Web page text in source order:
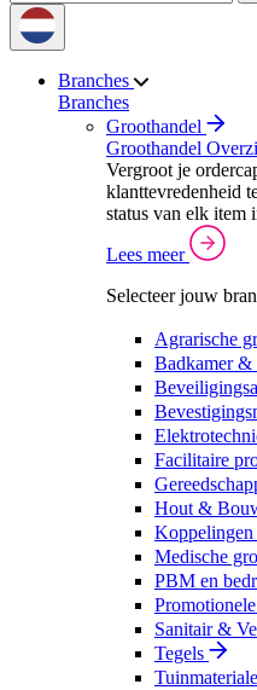
Branches
Branches
Groothandel
Groothandel
Vergroot je
klanttevredenheid
status van elk item
Lees meer
Selecteer jouw
Agrarische
Badkamer &
Facilitaire
Hout &
Medische
PBM en
Sanitair &
Tegels